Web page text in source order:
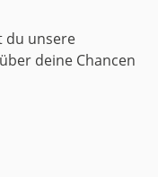
du unsere
deine Chancen